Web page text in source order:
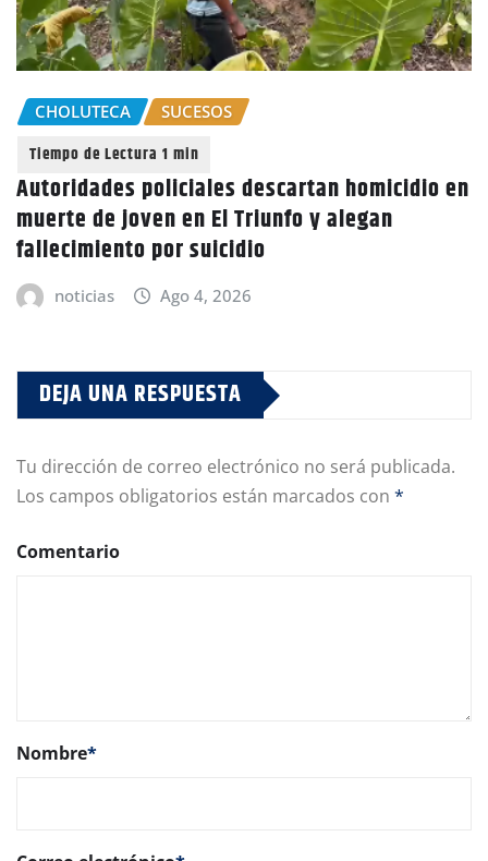
CHOLUTECA SUCESOS
Autoridades policiales descartan homicidio en
muerte de joven en El Triunfo y alegan
fallecimiento por suicidio
noticias Ago 4, 2026
DEJA UNA RESPUESTA
Tu dirección de correo electrónico no será publicada.
Los campos obligatorios están marcados con *
Comentario
Nombre*